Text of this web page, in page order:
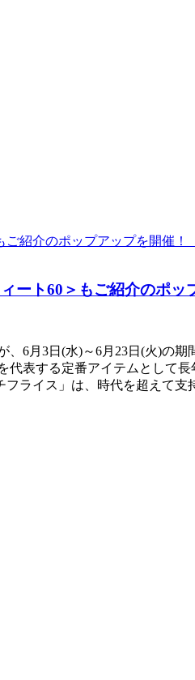
ト60＞もご紹介のポッ
6月3日(水)～6月23日(火)の
表する定番アイテムとして
ライス」は、時代を超えて支